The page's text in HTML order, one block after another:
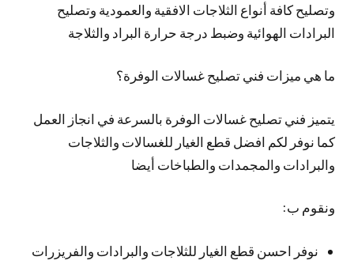
وتصليح كافة أنواع الثلاجات الافقية والعمودية وتصليح
البرادات الهوائية وضبط درجة حرارة البراد والثلاجة
ما هي ميزات فني تصليح غسالات الوفرة؟
يتميز فني تصليح غسالات الوفرة بالسرعة في انجاز العمل
كما نوفر لكم افضل قطع الغيار للغسالات والثلاجات
والبرادات والمجمدات والطباخات أيضا
ونقوم ب:
نوفر احسن قطع الغيار للثلاجات والبرادات والفريزرات